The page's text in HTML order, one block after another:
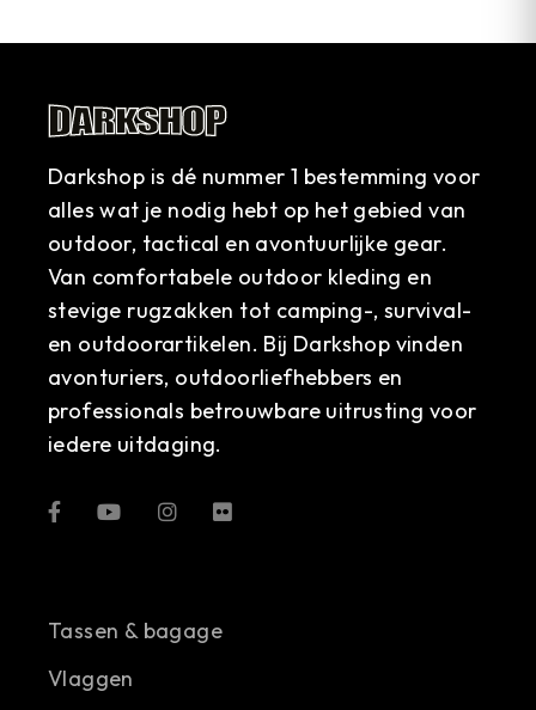
Darkshop is dé nummer 1 bestemming voor
alles wat je nodig hebt op het gebied van
outdoor, tactical en avontuurlijke gear.
Van comfortabele outdoor kleding en
stevige rugzakken tot camping-, survival-
en outdoorartikelen. Bij Darkshop vinden
avonturiers, outdoorliefhebbers en
professionals betrouwbare uitrusting voor
iedere uitdaging.
Tassen & bagage
Vlaggen